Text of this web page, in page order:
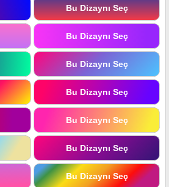
Bu Dizaynı Seç
Bu Dizaynı Seç
Bu Dizaynı Seç
Bu Dizaynı Seç
Bu Dizaynı Seç
Bu Dizaynı Seç
Bu Dizaynı Seç